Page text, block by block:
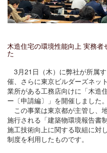
木造住宅の環境性能向上 実務者
た
3月21日（木）に弊社が所属
催、さらに東京ビルダーズネッ
業所がある工務店向けに「木造
ー〔申請編〕」を開催しました。
この事業は東京都が主管し、
施行される「建築物環境報告書
施工技術向上に関する取組に対
制度を利用したものです。